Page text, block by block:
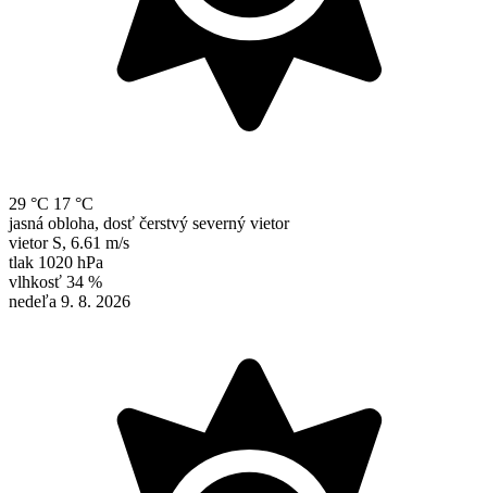
29 °C 17 °C
jasná obloha, dosť čerstvý severný vietor
vietor S, 6.61 m/s
tlak 1020 hPa
vlhkosť 34 %
nedeľa 9. 8. 2026